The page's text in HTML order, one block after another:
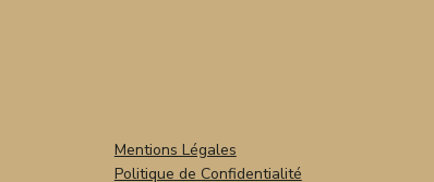
Mentions Légales
Politique de Confidentialité